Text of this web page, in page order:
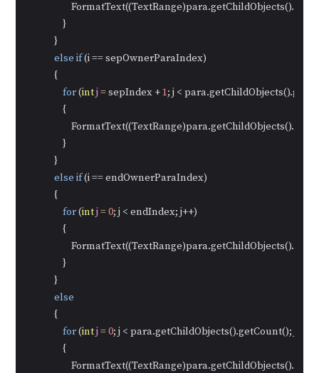
                }
            }
else if (i == sepOwnerParaIndex)
            {
for (intj = sepIndex + 1; j <
                {
                }
            }
else if (i == endOwnerParaIndex)
            {
for (intj =0; j < endIndex; j++)
                {
                }
            }
else
            {
for (intj =0; j < para.getChildObjects().getCount(); j++)
                {